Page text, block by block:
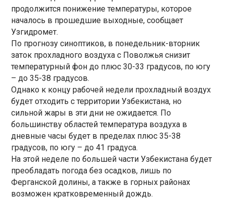
продолжится понижение температуры, которое
началось в прошедшие выходные, сообщает
Узгидромет.
По прогнозу синоптиков, в понедельник-вторник
заток прохладного воздуха с Поволжья снизит
температурный фон до плюс 30-33 градусов, по югу
– до 35-38 градусов.
Однако к концу рабочей недели прохладный воздух
будет отходить с территории Узбекистана, но
сильной жары в эти дни не ожидается. По
большинству областей температура воздуха в
дневные часы будет в пределах плюс 35-38
градусов, по югу – до 41 градуса.
На этой неделе по большей части Узбекистана будет
преобладать погода без осадков, лишь по
Ферганской долины, а также в горных районах
возможен кратковременный дождь.